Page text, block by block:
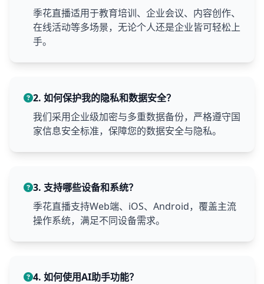
季花直播适用于教育培训、企业会议、内容创作、
在线活动等多场景，无论个人还是企业皆可轻松上
手。
2. 如何保护我的隐私和数据安全？
我们采用企业级加密与多重数据备份，严格遵守国
家信息安全标准，保障您的数据安全与隐私。
3. 支持哪些设备和系统？
季花直播支持Web端、iOS、Android，覆盖主流
操作系统，满足不同设备需求。
4. 如何使用AI助手功能？